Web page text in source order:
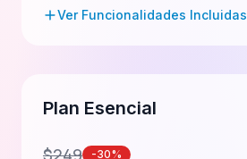
Ver Funcionalidades Incluidas
Plan Esencial
$249 -30%